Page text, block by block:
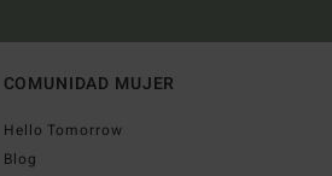
COMUNIDAD MUJER
Hello Tomorrow
Blog